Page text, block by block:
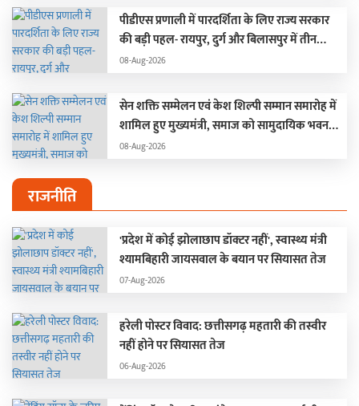
पीडीएस प्रणाली में पारदर्शिता के लिए राज्य सरकार
की बड़ी पहल- रायपुर, दुर्ग और बिलासपुर में तीन
‘अन्नपूर्ति ग्रेन एटीएम‘ का शुभारंभ
08-Aug-2026
सेन शक्ति सम्मेलन एवं केश शिल्पी सम्मान समारोह में
शामिल हुए मुख्यमंत्री, समाज को सामुदायिक भवन
निर्माण के लिए 50 लाख रुपये प्रदान करने की घोषणा
08-Aug-2026
राजनीति
'प्रदेश में कोई झोलाछाप डॉक्टर नहीं', स्वास्थ्य मंत्री
श्यामबिहारी जायसवाल के बयान पर सियासत तेज
07-Aug-2026
हरेली पोस्टर विवाद: छत्तीसगढ़ महतारी की तस्वीर
नहीं होने पर सियासत तेज
06-Aug-2026